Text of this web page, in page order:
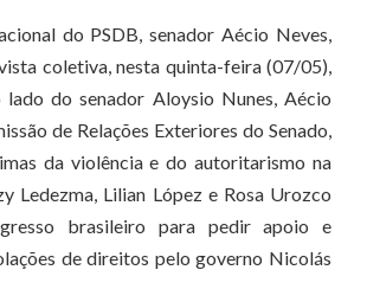
do PSDB, senador Aécio Neves,
coletiva, nesta quinta-feira (07/05),
do senador Aloysio Nunes, Aécio
de Relações Exteriores do Senado,
da violência e do autoritarismo na
Ledezma, Lilian López e Rosa Urozco
brasileiro para pedir apoio e
de direitos pelo governo Nicolás